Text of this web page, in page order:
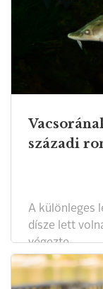
századi
A különleges
dísze lett
végezte.